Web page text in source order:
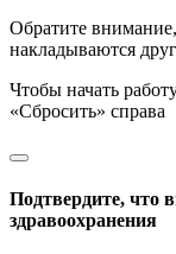
Обратите
накладываются
Чтобы начать
«Сбросить» справа
Подтвердите, что
здравоохранения